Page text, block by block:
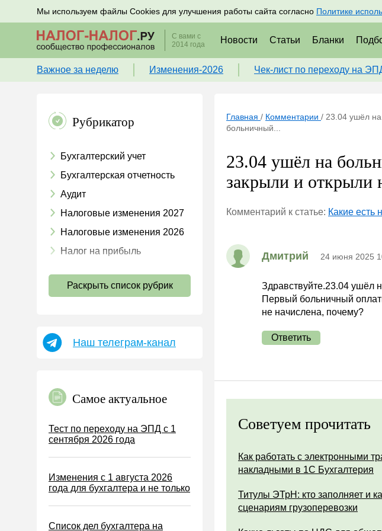
Мы используем файлы Cookies для улучшения работы сайта согласно Политике
Подписывайтесь на новости по налогам, учету и кадрам Подписаться
С вами с
2014 года
Новости Статьи Бланки
Важное за неделю Изменения-2026 Чек-лист по переходу на
Рубрикатор
Бухгалтерский учет
Бухгалтерская отчетность
Аудит
Налоговые изменения 2027
Налоговые изменения 2026
Налог на прибыль
Страховые взносы 2026
УСН
Земельный налог
Налог на рекламу
Торговый сбор
Туристический налог
Раскрыть список рубрик
Наш телеграм-канал
Самое актуальное
Тест по переходу на ЭПД с 1
сентября 2026 года
Изменения с 1 августа 2026
года для бухгалтера и не только
Список дел бухгалтера на
Главная / Комментарии / 23.04 ушёл
больничный...
23.04 ушёл на
закрыли и
Комментарий к статье: Какие есть
Дмитрий 24 июня 2025
Здравствуйте.23.04 ушёл
Первый больничный
не начислена, почему?
Ответить
Советуем прочитать
Как работать с электронными
накладными в 1С Бухгалтерия
Титулы ЭТрН: кто заполняет и
сценариям грузоперевозки